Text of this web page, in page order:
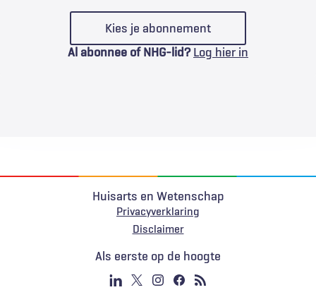
Kies je abonnement
Al abonnee of NHG-lid? Log hier in
Huisarts en Wetenschap
Privacyverklaring
Voet
Disclaimer
Als eerste op de hoogte